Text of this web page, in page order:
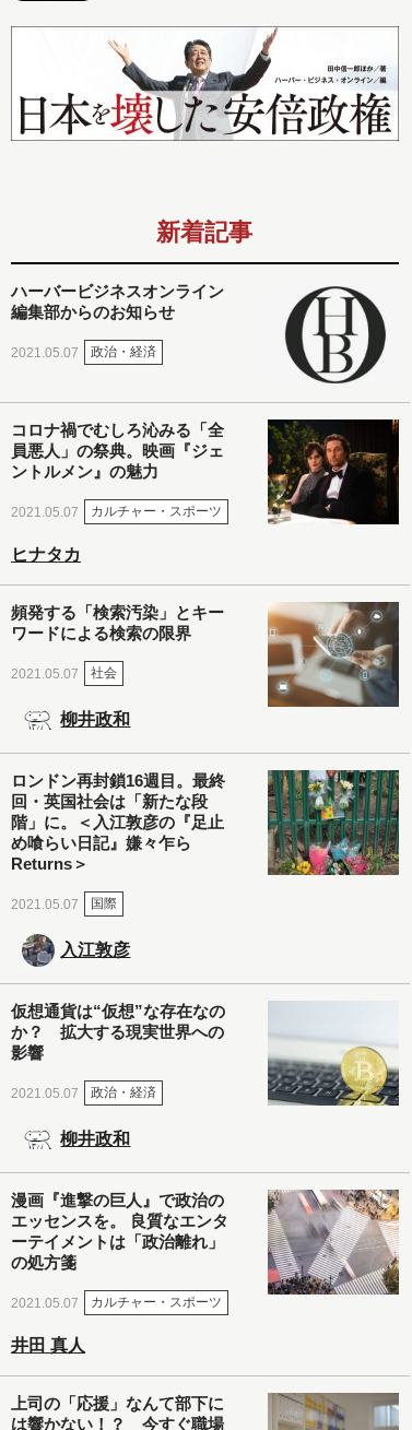
新着記事
ハーバービジネスオンライン
編集部からのお知らせ
2021.05.07 政治・経済
コロナ禍でむしろ沁みる「全
員悪人」の祭典。映画『ジェ
ントルメン』の魅力
2021.05.07 カルチャー・スポーツ
ヒナタカ
頻発する「検索汚染」とキー
ワードによる検索の限界
2021.05.07 社会
柳井政和
ロンドン再封鎖16週目。最終
回・英国社会は「新たな段
階」に。＜入江敦彦の『足止
め喰らい日記』嫌々乍ら
Returns＞
2021.05.07 国際
入江敦彦
仮想通貨は“仮想”な存在なの
か？ 拡大する現実世界への
影響
2021.05.07 政治・経済
柳井政和
漫画『進撃の巨人』で政治の
エッセンスを。 良質なエンタ
ーテイメントは「政治離れ」
の処方箋
2021.05.07 カルチャー・スポーツ
井田 真人
上司の「応援」なんて部下に
は響かない！？ 今すぐ職場